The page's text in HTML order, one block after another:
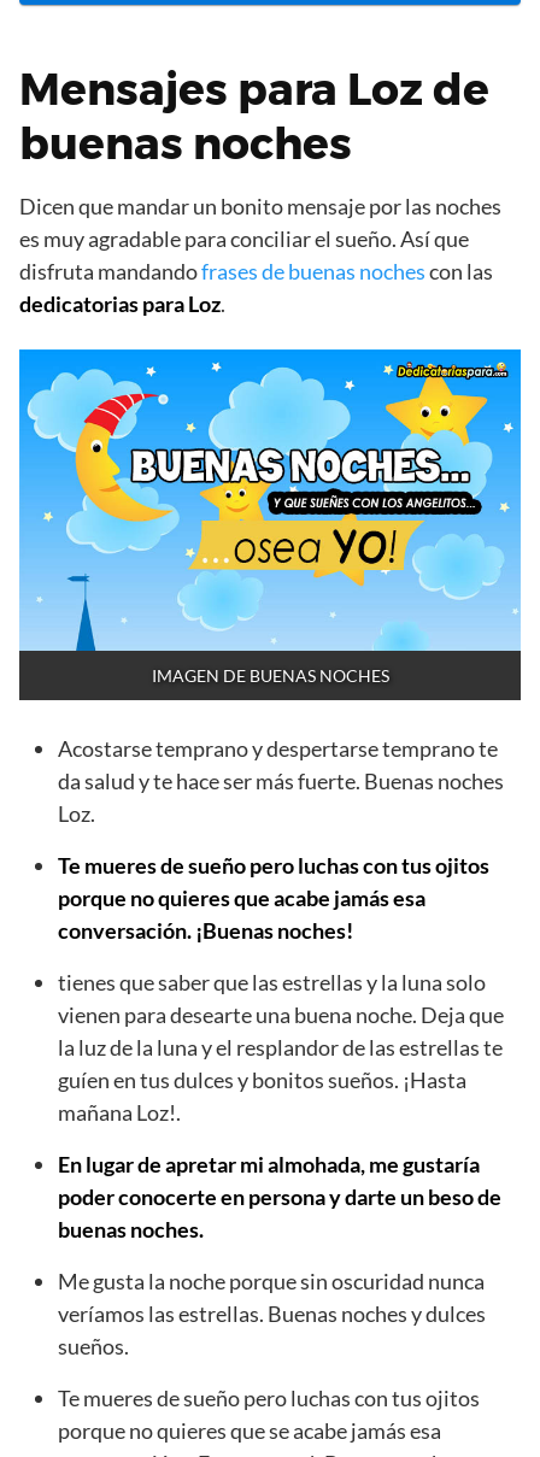
Mensajes para Loz de
buenas noches
Dicen que mandar un bonito mensaje por las noches
es muy agradable para conciliar el sueño. Así que
disfruta mandandofrases de buenas nochescon las
dedicatorias para Loz.
IMAGEN DE BUENAS NOCHES
Acostarse temprano y despertarse temprano te
da salud y te hace ser más fuerte. Buenas noches
Loz.
Te mueres de sueño pero luchas con tus ojitos
porque no quieres que acabe jamás esa
conversación. ¡Buenas noches!
tienes que saber que las estrellas y la luna solo
vienen para desearte una buena noche. Deja que
la luz de la luna y el resplandor de las estrellas te
guíen en tus dulces y bonitos sueños. ¡Hasta
mañana Loz!.
En lugar de apretar mi almohada, me gustaría
poder conocerte en persona y darte un beso de
buenas noches.
Me gusta la noche porque sin oscuridad nunca
veríamos las estrellas. Buenas noches y dulces
sueños.
Te mueres de sueño pero luchas con tus ojitos
porque no quieres que se acabe jamás esa